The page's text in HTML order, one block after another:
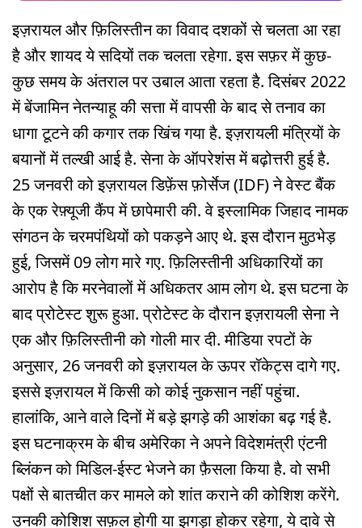
इज़रायल और फ़िलिस्तीन का विवाद दशकों से चलता आ रहा
है और शायद ये सदियों तक चलता रहेगा. इस सफ़र में कुछ-
कुछ समय के अंतराल पर उबाल आता रहता है. दिसंबर 2022
में बेंजामिन नेतन्याहू की सत्ता में वापसी के बाद से तनाव का
धागा टूटने की कगार तक खिंच गया है. इज़रायली मंत्रियों के
बयानों में तल्खी आई है. सेना के ऑपरेशंस में बढ़ोत्तरी हुई है.
25 जनवरी को इज़रायल डिफ़ेंस फ़ोर्सेज (IDF) ने वेस्ट बैंक
के एक रेफ़्यूजी कैंप में छापेमारी की. वे इस्लामिक जिहाद नामक
संगठन के चरमपंथियों को पकड़ने आए थे. इस दौरान मुठभेड़
हुई, जिसमें 09 लोग मारे गए. फ़िलिस्तीनी अधिकारियों का
आरोप है कि मरनेवालों में अधिकतर आम लोग थे. इस घटना के
बाद प्रोटेस्ट शुरू हुआ. प्रोटेस्ट के दौरान इज़रायली सेना ने
एक और फ़िलिस्तीनी को गोली मार दी. मीडिया रपटों के
अनुसार, 26 जनवरी को इज़रायल के ऊपर रॉकेट्स दागे गए.
इससे इज़रायल में किसी को कोई नुकसान नहीं पहुंचा.
हालांकि, आने वाले दिनों में बड़े झगड़े की आशंका बढ़ गई है.
इस घटनाक्रम के बीच अमेरिका ने अपने विदेशमंत्री एंटनी
ब्लिंकन को मिडिल-ईस्ट भेजने का फ़ैसला किया है. वो सभी
पक्षों से बातचीत कर मामले को शांत कराने की कोशिश करेंगे.
उनकी कोशिश सफ़ल होगी या झगड़ा होकर रहेगा, ये दावे से